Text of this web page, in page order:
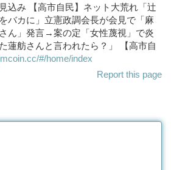
込み 【高市自民】ネット大荒れ「辻
バカに」立憲政調会長が会見で「麻
ん」発言→案の定「女性蔑視」で炎
蓮舫さんと言われたら？」 【高市自
#/home/index
Report this page